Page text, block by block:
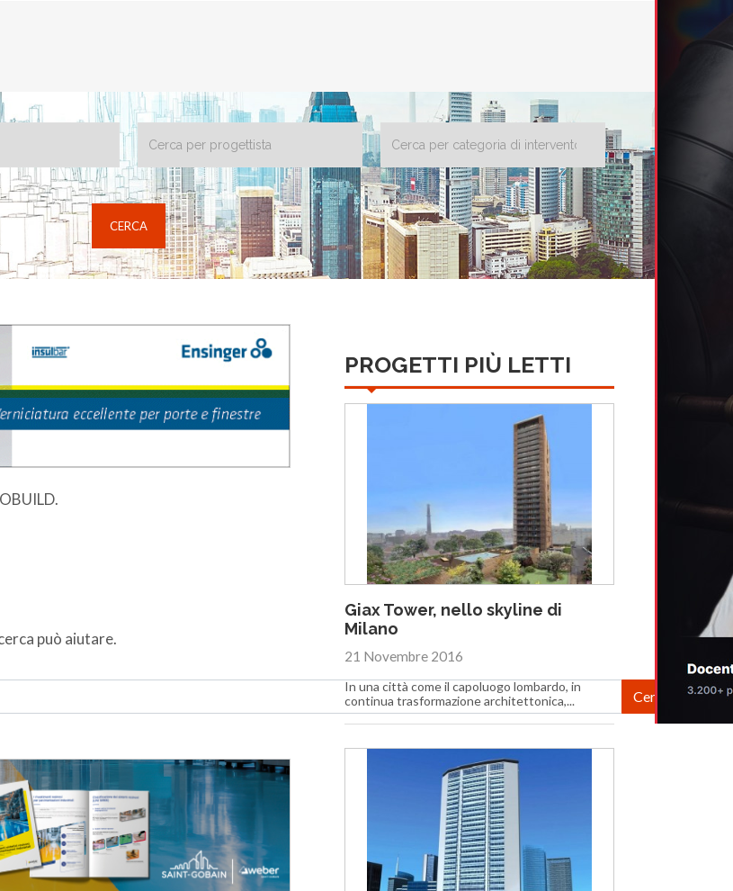
può aiutare.
PROGETTI PIÙ LETTI
Giax Tower, nello skyline di
Milano
21 Novembre 2016
In una città come il capoluogo lombardo, in
continua trasformazione architettonica,...